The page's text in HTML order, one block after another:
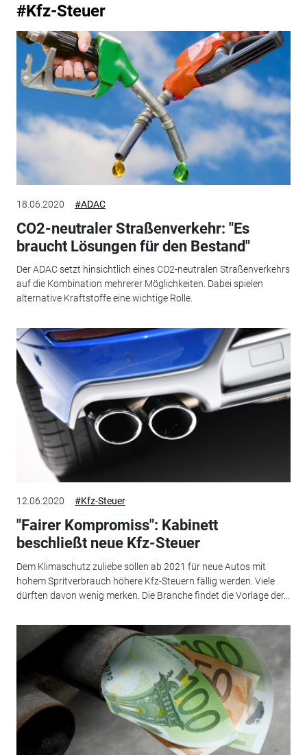
#Kfz-Steuer
18.06.2020 #ADAC
CO2-neutraler Straßenverkehr: "Es
braucht Lösungen für den Bestand"
Der ADAC setzt hinsichtlich eines CO2-neutralen Straßenverkehrs
auf die Kombination mehrerer Möglichkeiten. Dabei spielen
alternative Kraftstoffe eine wichtige Rolle.
12.06.2020 #Kfz-Steuer
"Fairer Kompromiss": Kabinett
beschließt neue Kfz-Steuer
Dem Klimaschutz zuliebe sollen ab 2021 für neue Autos mit
hohem Spritverbrauch höhere Kfz-Steuern fällig werden. Viele
dürften davon wenig merken. Die Branche findet die Vorlage der...